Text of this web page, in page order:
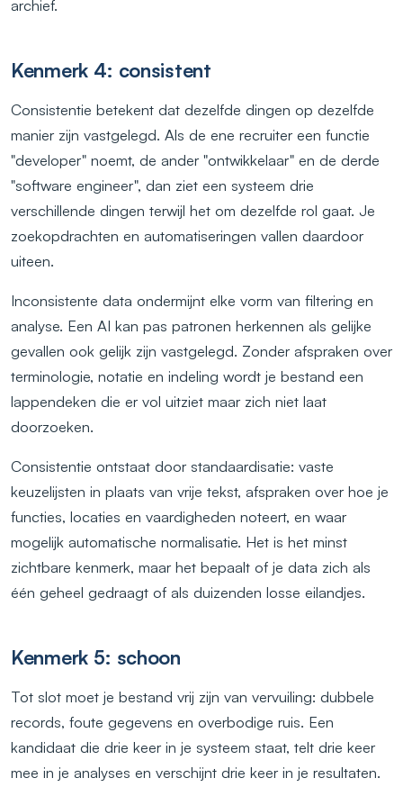
archief.
Kenmerk 4: consistent
Consistentie betekent dat dezelfde dingen op dezelfde
manier zijn vastgelegd. Als de ene recruiter een functie
"developer" noemt, de ander "ontwikkelaar" en de derde
"software engineer", dan ziet een systeem drie
verschillende dingen terwijl het om dezelfde rol gaat. Je
zoekopdrachten en automatiseringen vallen daardoor
uiteen.
Inconsistente data ondermijnt elke vorm van filtering en
analyse. Een AI kan pas patronen herkennen als gelijke
gevallen ook gelijk zijn vastgelegd. Zonder afspraken over
terminologie, notatie en indeling wordt je bestand een
lappendeken die er vol uitziet maar zich niet laat
doorzoeken.
Consistentie ontstaat door standaardisatie: vaste
keuzelijsten in plaats van vrije tekst, afspraken over hoe je
functies, locaties en vaardigheden noteert, en waar
mogelijk automatische normalisatie. Het is het minst
zichtbare kenmerk, maar het bepaalt of je data zich als
één geheel gedraagt of als duizenden losse eilandjes.
Kenmerk 5: schoon
Tot slot moet je bestand vrij zijn van vervuiling: dubbele
records, foute gegevens en overbodige ruis. Een
kandidaat die drie keer in je systeem staat, telt drie keer
mee in je analyses en verschijnt drie keer in je resultaten.